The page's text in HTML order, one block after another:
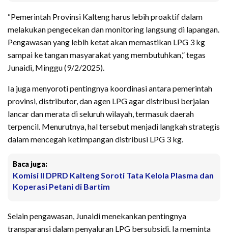
“Pemerintah Provinsi Kalteng harus lebih proaktif dalam
melakukan pengecekan dan monitoring langsung di lapangan.
Pengawasan yang lebih ketat akan memastikan LPG 3 kg
sampai ke tangan masyarakat yang membutuhkan,” tegas
Junaidi, Minggu (9/2/2025).
Ia juga menyoroti pentingnya koordinasi antara pemerintah
provinsi, distributor, dan agen LPG agar distribusi berjalan
lancar dan merata di seluruh wilayah, termasuk daerah
terpencil. Menurutnya, hal tersebut menjadi langkah strategis
dalam mencegah ketimpangan distribusi LPG 3 kg.
Baca juga:
Komisi II DPRD Kalteng Soroti Tata Kelola Plasma dan
Koperasi Petani di Bartim
Selain pengawasan, Junaidi menekankan pentingnya
transparansi dalam penyaluran LPG bersubsidi. Ia meminta